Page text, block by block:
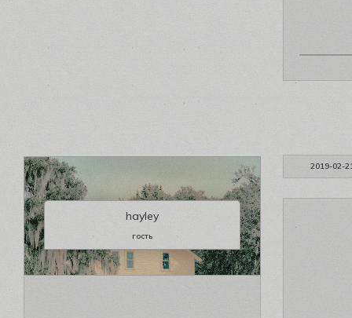
2019-02-
hayley
гость